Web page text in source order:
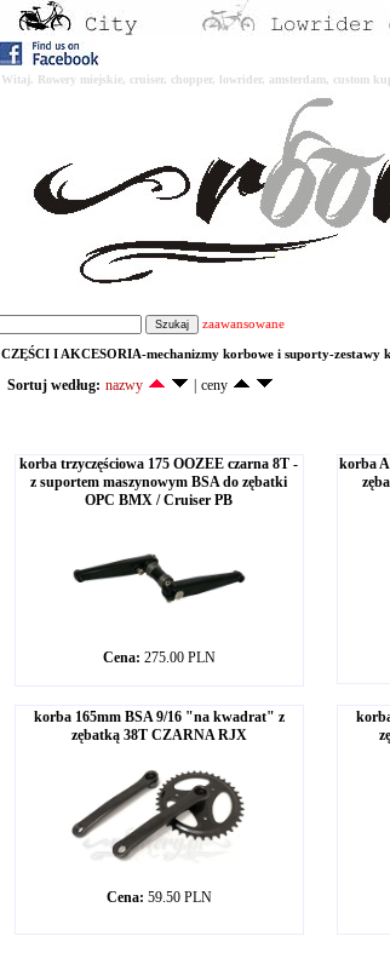
Witaj. Rowery miejskie, cruiser, chopper, lowrider, amsterdam, custom
zaawansowane
CZĘŚCI I AKCESORIA-mechanizmy korbowe i suporty-zestawy
Sortuj według: nazwy ceny
korba trzyczęściowa 175 OOZEE czarna 8T -
z suportem maszynowym BSA do zębatki
OPC BMX / Cruiser PB
Cena: 275.00 PLN
korba
korba 165mm BSA 9/16 "na kwadrat" z
zębatką 38T CZARNA RJX
Cena: 59.50 PLN